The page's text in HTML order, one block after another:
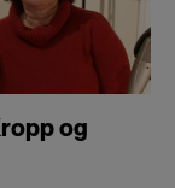
og